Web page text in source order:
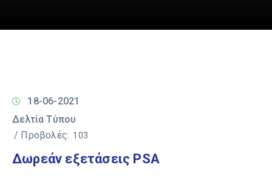
18-06-2021
Δελτία Τύπου
/ Προβολές: 103
Δωρεάν εξετάσεις PSA